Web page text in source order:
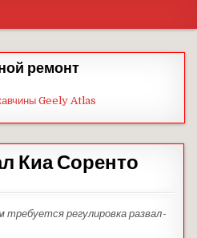
ремонт
Geely Atlas
Киа Соренто
регулировка развал-